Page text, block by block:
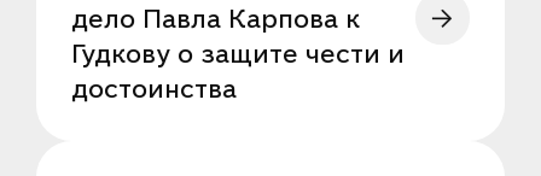
дело Павла Карпова к
Гудкову о защите чести и
достоинства